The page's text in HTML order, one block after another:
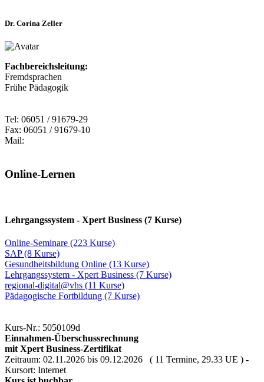
Dr. Corina Zeller
Fachbereichsleitung:
Fremdsprachen
Frühe Pädagogik
Tel: 06051 / 91679-29
Fax: 06051 / 91679-10
Mail:
Online-Lernen
Lehrgangssystem - Xpert Business (7 Kurse)
Online-Seminare (223 Kurse)
SAP (8 Kurse)
Gesundheitsbildung Online (13 Kurse)
Lehrgangssystem - Xpert Business (7 Kurse)
regional-digital@vhs (11 Kurse)
Pädagogische Fortbildung (7 Kurse)
Kurs-Nr.: 5050109d
Einnahmen-Überschussrechnung
mit Xpert Business-Zertifikat
Zeitraum: 02.11.2026 bis 09.12.2026 ( 11 Termine, 29.33 UE ) -
Kursort: Internet